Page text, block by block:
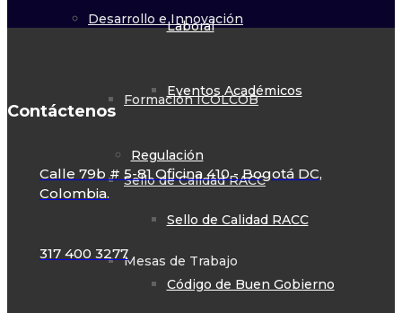
Laboral
Eventos Académicos
Regulación
Sello de Calidad RACC
Código de Buen Gobierno
Desarrollo e Innovación
Formación ICOLCOB
Sello de Calidad RACC
Mesas de Trabajo
Contáctenos
Calle 79b # 5-81 Oficina 410 - Bogotá DC,
Colombia.
317 400 3277